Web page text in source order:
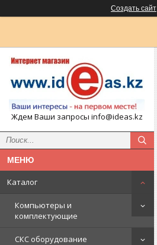
Создать сайт
Ждем Ваши запросы info@ideas.kz
Каталог
Компьютеры и
комплектующие
СКС оборудование